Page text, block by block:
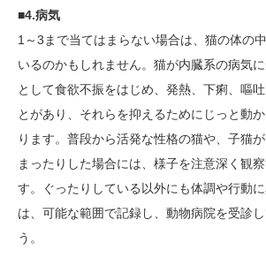
■4.病気
1～3まで当てはまらない場合は、猫の体の
いるのかもしれません。猫が内臓系の病気
として食欲不振をはじめ、発熱、下痢、嘔
とがあり、それらを抑えるためにじっと動
ります。普段から活発な性格の猫や、子猫
まったりした場合には、様子を注意深く観
す。ぐったりしている以外にも体調や行動
は、可能な範囲で記録し、動物病院を受診
う。